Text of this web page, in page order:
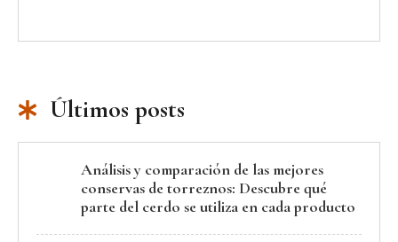
Últimos posts
Análisis y comparación de las mejores
conservas de torreznos: Descubre qué
parte del cerdo se utiliza en cada producto